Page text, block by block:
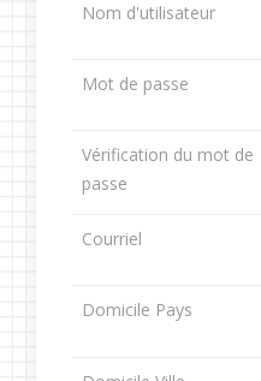
Nom d'utilisateur
Mot de passe
Vérification du mot de
passe
Courriel
Domicile Pays